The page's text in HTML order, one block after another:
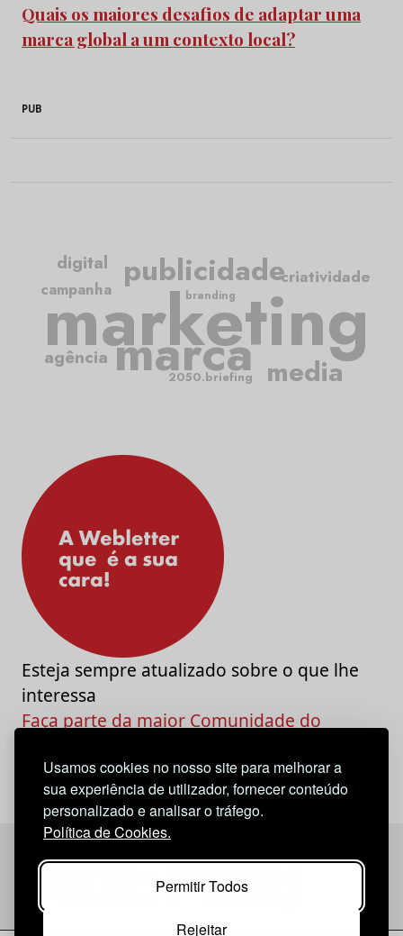
Usamos cookies no nosso site para melhorar a
sua experiência de utilizador, fornecer conteúdo
personalizado e analisar o tráfego.
Política de Cookies.
Permitir Todos
Rejeitar
Quais os maiores desafios de adaptar uma
marca global a um contexto local?
PUB
marketing
publicidade
marca
criatividade
campanha
media
agência
digital
2050.briefing
branding
Esteja sempre atualizado sobre o que lhe
interessa
Faça parte da maior Comunidade do